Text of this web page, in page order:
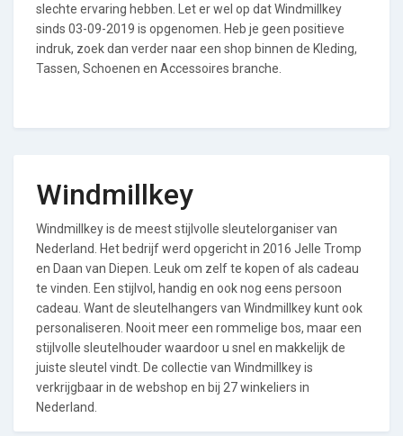
slechte ervaring hebben. Let er wel op dat Windmillkey
sinds 03-09-2019 is opgenomen. Heb je geen positieve
indruk, zoek dan verder naar een shop binnen de Kleding,
Tassen, Schoenen en Accessoires branche.
Windmillkey
Windmillkey is de meest stijlvolle sleutelorganiser van
Nederland. Het bedrijf werd opgericht in 2016 Jelle Tromp
en Daan van Diepen. Leuk om zelf te kopen of als cadeau
te vinden. Een stijlvol, handig en ook nog eens persoon
cadeau. Want de sleutelhangers van Windmillkey kunt ook
personaliseren. Nooit meer een rommelige bos, maar een
stijlvolle sleutelhouder waardoor u snel en makkelijk de
juiste sleutel vindt. De collectie van Windmillkey is
verkrijgbaar in de webshop en bij 27 winkeliers in
Nederland.